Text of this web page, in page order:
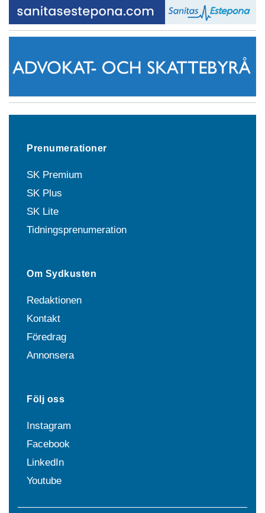
Prenumerationer
SK Premium
SK Plus
SK Lite
Tidningsprenumeration
Om Sydkusten
Redaktionen
Kontakt
Föredrag
Annonsera
Följ oss
Instagram
Facebook
LinkedIn
Youtube